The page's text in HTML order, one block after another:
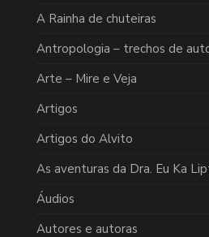
A Rainha de chuteiras
Antropologia – trechos de
Arte – Mire e Veja
Artigos
Artigos do Alvito
As aventuras da Dra. Eu Ka
Áudios
Autores e autoras